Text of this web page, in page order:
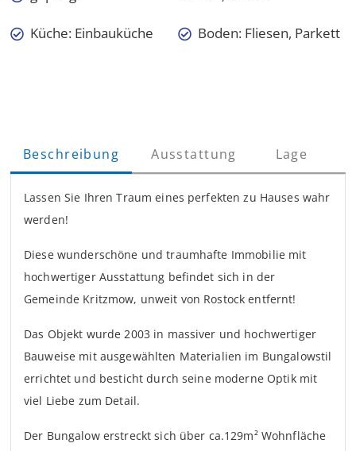
Küche: Einbauküche Boden: Fliesen, Parkett
Beschreibung Ausstattung Lage
Lassen Sie Ihren Traum eines perfekten zu Hauses wahr
werden!
Diese wunderschöne und traumhafte Immobilie mit
hochwertiger Ausstattung befindet sich in der
Gemeinde Kritzmow, unweit von Rostock entfernt!
Das Objekt wurde 2003 in massiver und hochwertiger
Bauweise mit ausgewählten Materialien im Bungalowstil
errichtet und besticht durch seine moderne Optik mit
viel Liebe zum Detail.
Der Bungalow erstreckt sich über ca.129m² Wohnfläche